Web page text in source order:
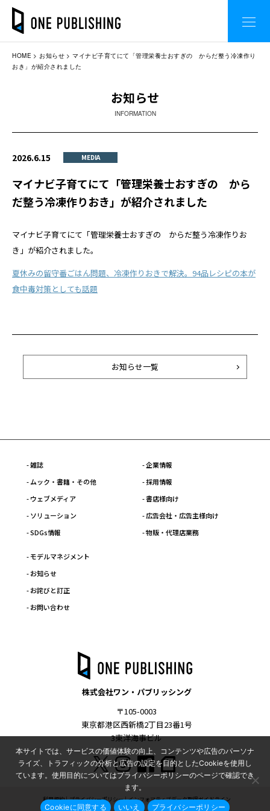
HOME お知らせ
マイナビ子育てにて「管理栄養士おすぎの からだ整う冷凍作り
おき」が紹介されました
お知らせ
INFORMATION
2026.6.15 MEDIA
マイナビ子育てにて「管理栄養士おすぎの から
だ整う冷凍作りおき」が紹介されました
マイナビ子育てにて「管理栄養士おすぎの からだ整う冷凍作りお
き」が紹介されました。
夏休みの留守番ごはん問題、冷凍作りおきで解決。94品レシピの本が
食中毒対策としても話題
お知らせ一覧
- 雑誌
- ムック・書籍・その他
- ウェブメディア
- ソリューション
- SDGs情報
- 企業情報
- 採用情報
- 書店様向け
- 広告会社・広告主様向け
- 物販・代理店業務
- モデルマネジメント
- お知らせ
- お詫びと訂正
- お問い合わせ
株式会社ワン・パブリッシング
〒105-0003
東京都港区西新橋2丁目23番1号
3東洋海事ビル
利用規約 プライバシーポリシー インフォマティブデータ取得ガイドライン
本サイトでは、サービスの価値体験の向上、コンテンツや広告のパーソナ
ライズ、トラフィックの分析と広告の設定を目的としたCookieを使用し
ています。使用目的についてはプライバシーポリシーのページで確認でき
ます。
Cookieに同意する いいえ プライバシーポリシー